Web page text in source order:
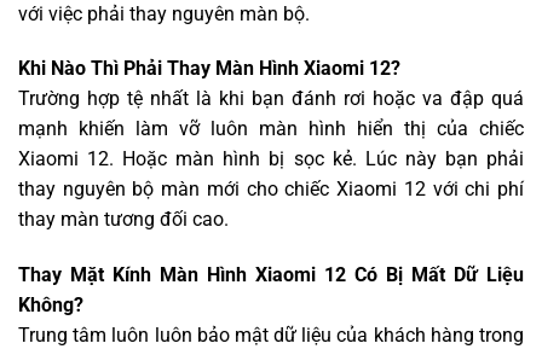
với việc phải thay nguyên màn bộ.
Khi Nào Thì Phải Thay Màn Hình Xiaomi 12?
Trường hợp tệ nhất là khi bạn đánh rơi hoặc va đập quá
mạnh khiến làm vỡ luôn màn hình hiển thị của chiếc
Xiaomi 12. Hoặc màn hình bị sọc kẻ. Lúc này bạn phải
thay nguyên bộ màn mới cho chiếc Xiaomi 12 với chi phí
thay màn tương đối cao.
Thay Mặt Kính Màn Hình Xiaomi 12 Có Bị Mất Dữ Liệu
Không?
Trung tâm luôn luôn bảo mật dữ liệu của khách hàng trong